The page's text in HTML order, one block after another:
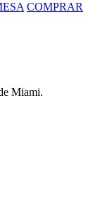
COMPRAR
Miami.